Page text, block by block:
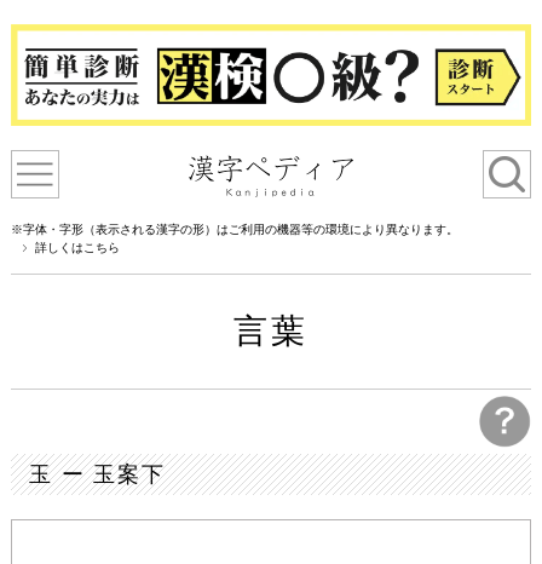
※字体・字形（表示される漢字の形）はご利用の機器等の環境により異なります。
詳しくはこちら
言葉
玉 ー 玉案下